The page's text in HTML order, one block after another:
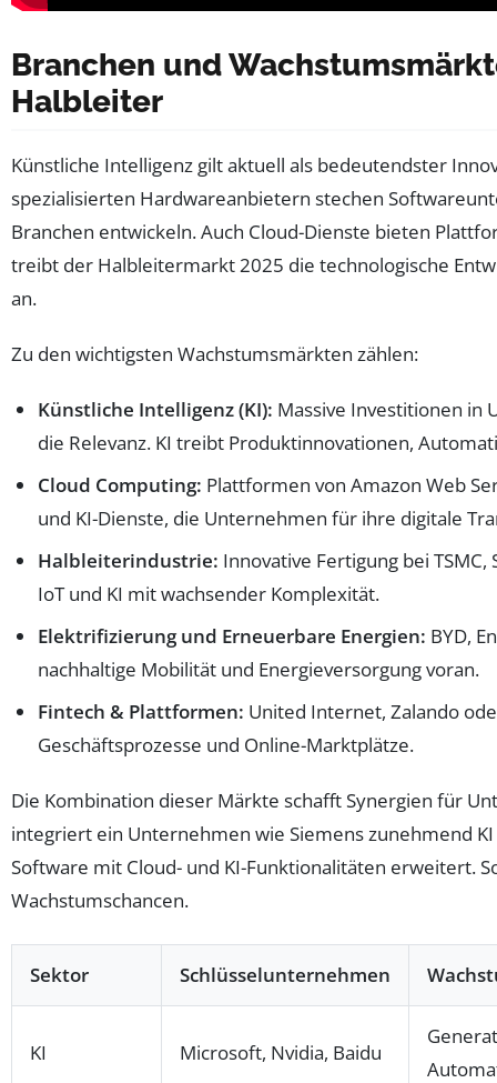
Branchen und
Halbleiter
Künstliche Intelligenz gilt aktuell als bedeutendster
spezialisierten Hardwareanbietern stechen
Branchen entwickeln. Auch Cloud-Dienste bieten
treibt der Halbleitermarkt 2025 die technologische
an.
Zu den wichtigsten Wachstumsmärkten zählen:
Künstliche Intelligenz (KI): Massive Investitionen in
die Relevanz. KI treibt Produktinnovationen,
Cloud Computing: Plattformen von Amazon Web
und KI-Dienste, die Unternehmen für ihre digitale
Halbleiterindustrie: Innovative Fertigung bei
IoT und KI mit wachsender Komplexität.
Elektrifizierung und Erneuerbare Energien: BYD,
nachhaltige Mobilität und Energieversorgung voran.
Fintech & Plattformen: United Internet, Zalando
Geschäftsprozesse und Online-Marktplätze.
Die Kombination dieser Märkte schafft Synergien für
integriert ein Unternehmen wie Siemens zunehmend
Software mit Cloud- und KI-Funktionalitäten erweitert.
Wachstumschancen.
Sektor Schlüsselunternehmen
KI Microsoft, Nvidia, Baidu